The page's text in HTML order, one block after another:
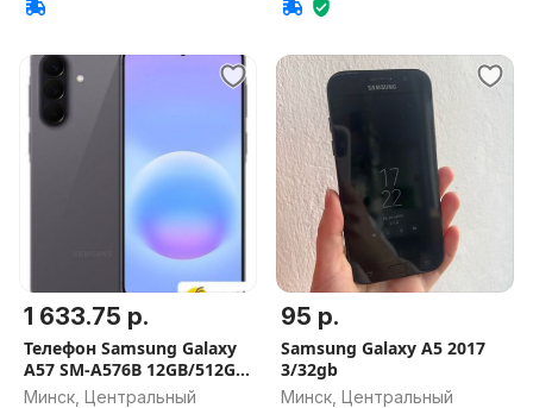
1 633.75 р.
Телефон Samsung Galaxy
A57 SM-A576B 12GB/512GB
(серый)
Минск, Центральный
95 р.
Samsung Galaxy A5 2017
3/32gb
Минск, Центральный